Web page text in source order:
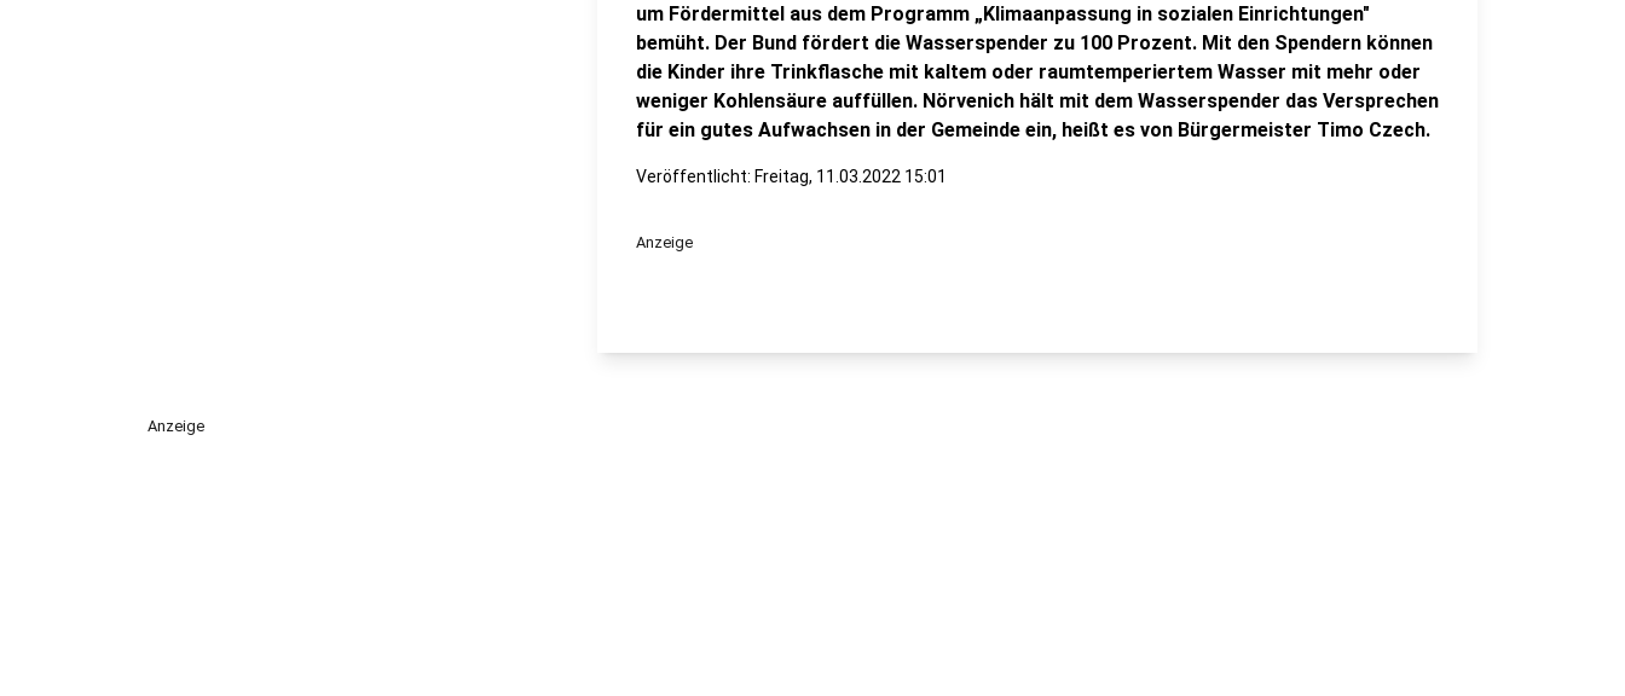
um Fördermittel aus dem Programm „Klimaanpassung in sozialen Einrichtungen"
bemüht. Der Bund fördert die Wasserspender zu 100 Prozent. Mit den Spendern können
die Kinder ihre Trinkflasche mit kaltem oder raumtemperiertem Wasser mit mehr oder
weniger Kohlensäure auffüllen. Nörvenich hält mit dem Wasserspender das Versprechen
für ein gutes Aufwachsen in der Gemeinde ein, heißt es von Bürgermeister Timo Czech.
Veröffentlicht: Freitag, 11.03.2022 15:01
Anzeige
Anzeige